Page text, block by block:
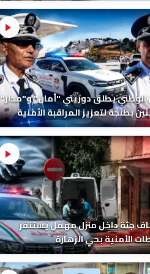
الوطني يطلق دوريتي "أمان" و"مدار"
بطنجة لتعزيز المراقبة الأمنية
جثة داخل منزل مهمل يستنفر
الأمنية بحي الزهارة